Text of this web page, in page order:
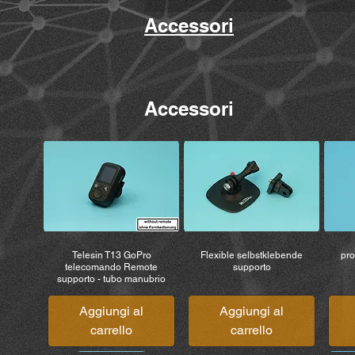
Accessori
Telesin T13 GoPro
telecomando Remote
supporto - tubo manubrio
Aggiungi al
carrello
Flexible selbstklebende
supporto
Aggiungi al
carrello
Accessori